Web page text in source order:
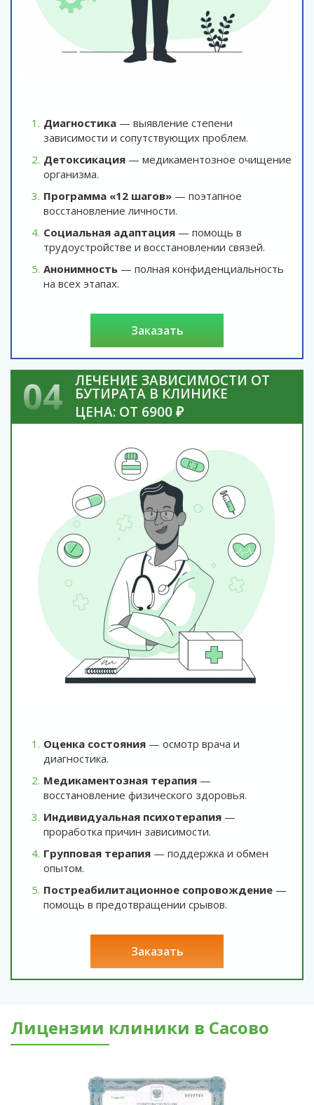
Диагностика — выявление степени
зависимости и сопутствующих проблем.
Детоксикация — медикаментозное очищение
организма.
Программа «12 шагов» — поэтапное
восстановление личности.
Социальная адаптация — помощь в
трудоустройстве и восстановлении связей.
Анонимность — полная конфиденциальность
на всех этапах.
заказать
04 ЛЕЧЕНИЕ ЗАВИСИМОСТИ ОТ
БУТИРАТА В КЛИНИКЕ
ЦЕНА: ОТ 6900 ₽
Оценка состояния — осмотр врача и
диагностика.
Медикаментозная терапия —
восстановление физического здоровья.
Индивидуальная психотерапия —
проработка причин зависимости.
Групповая терапия — поддержка и обмен
опытом.
Постреабилитационное сопровождение —
помощь в предотвращении срывов.
заказать
Лицензии клиники в Сасово